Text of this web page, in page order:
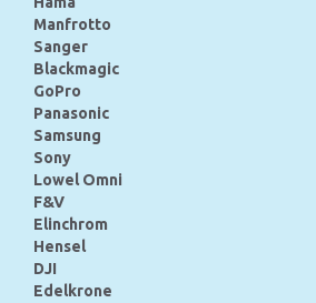
Manfrotto
Sanger
Blackmagic
GoPro
Panasonic
Samsung
Sony
Lowel Omni
F&V
Elinchrom
Hensel
DJI
Edelkrone